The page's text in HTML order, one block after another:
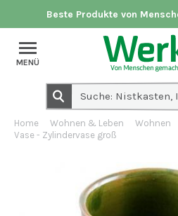
Beste Produkte von
MENÜ
Home Wohnen & Leben Wohnen
Vase - Zylindervase groß